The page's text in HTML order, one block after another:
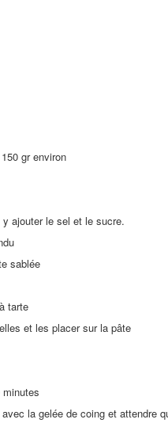
gr environ
ajouter le sel et le sucre.
sablée
tarte
et les placer sur la pâte
minutes
la gelée de coing et attendre